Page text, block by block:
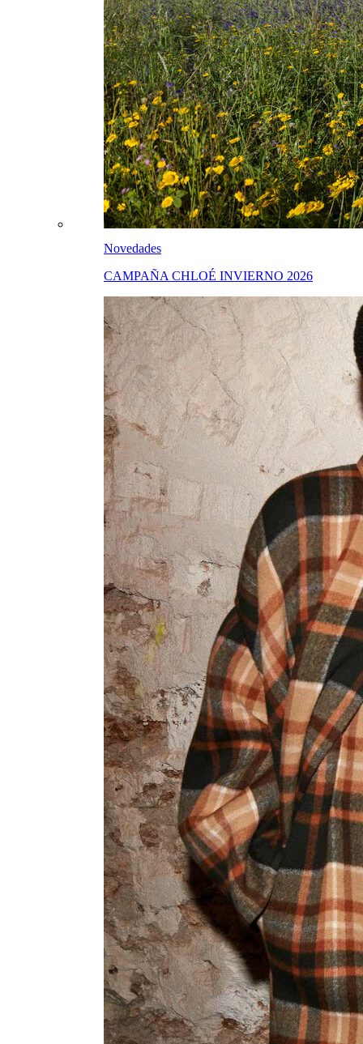
Novedades
CAMPAÑA CHLOÉ INVIERNO 2026